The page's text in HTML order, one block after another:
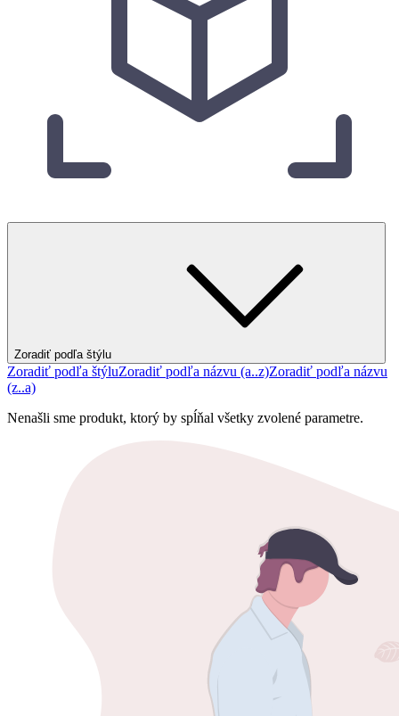
Zoradiť podľa štýlu
Zoradiť podľa štýluZoradiť podľa názvu (a..z)Zoradiť podľa názvu
(z..a)
Nenašli sme produkt, ktorý by spĺňal všetky zvolené parametre.